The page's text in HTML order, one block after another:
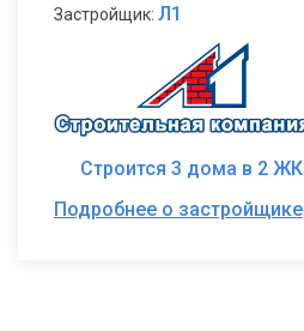
Застройщик: Л1
Строится 3 дома в 2 ЖК
Подробнее о застройщике